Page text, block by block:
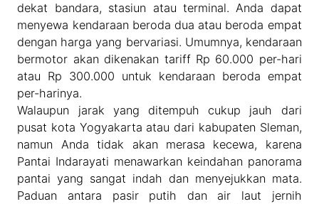
dekat bandara, stasiun atau terminal. Anda dapat
menyewa kendaraan beroda dua atau beroda empat
dengan harga yang bervariasi. Umumnya, kendaraan
bermotor akan dikenakan tariff Rp 60.000 per-hari
atau Rp 300.000 untuk kendaraan beroda empat
per-harinya.
Walaupun jarak yang ditempuh cukup jauh dari
pusat kota Yogyakarta atau dari kabupaten Sleman,
namun Anda tidak akan merasa kecewa, karena
Pantai Indarayati menawarkan keindahan panorama
pantai yang sangat indah dan menyejukkan mata.
Paduan antara pasir putih dan air laut jernih